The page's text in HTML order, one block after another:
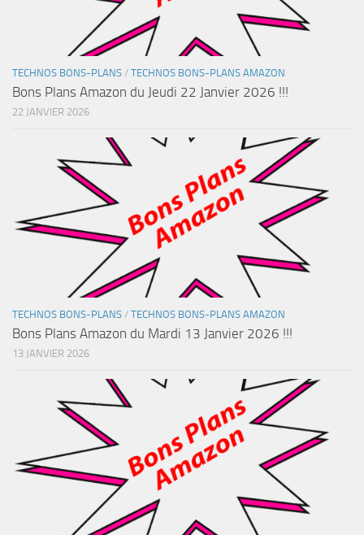
TECHNOS BONS-PLANS / TECHNOS BONS-PLANS AMAZON
Bons Plans Amazon du Jeudi 22 Janvier 2026 !!!
22 JANVIER 2026
TECHNOS BONS-PLANS / TECHNOS BONS-PLANS AMAZON
Bons Plans Amazon du Mardi 13 Janvier 2026 !!!
13 JANVIER 2026